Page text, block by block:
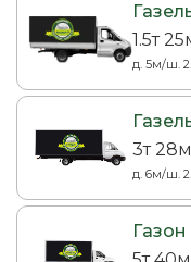
1.5т
д. 5м/ш.
3т 28м
д. 6м/ш.